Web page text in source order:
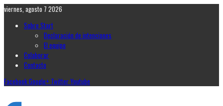
viernes, agosto 7 2026
Sobre Start
Declaración de intenciones
El equipo
Colaborar
Contacto
FacebookGoogle+ TwitterYoutube